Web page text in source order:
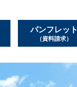
パンフレット
（資料請求）